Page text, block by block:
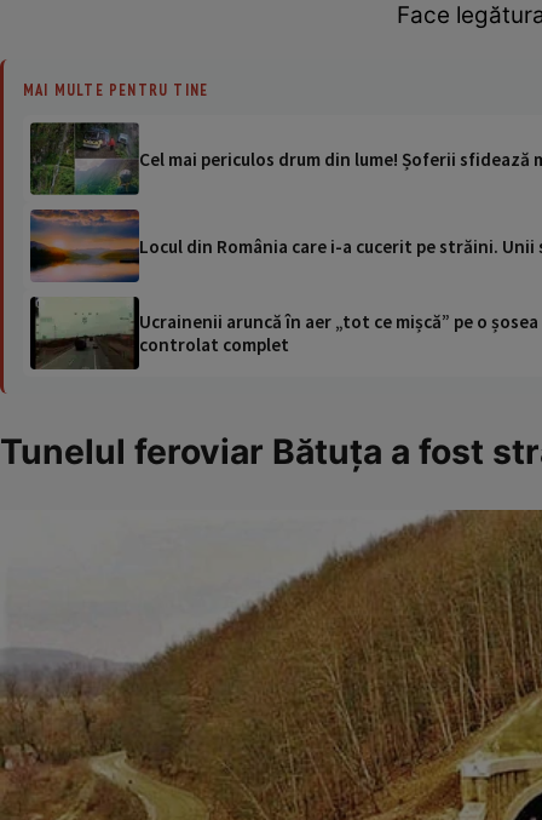
Face
MAI MULTE PENTRU TINE
Cel mai periculos drum din lume! Șoferii sfidează
Locul din România care i-a cucerit pe străini.
Ucrainenii aruncă în aer „tot ce mișcă” pe o
controlat complet
Tunelul feroviar Bătuța a fost